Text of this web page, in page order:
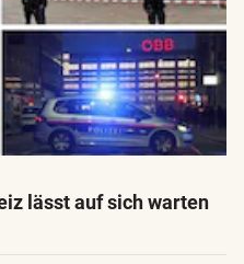
lässt auf sich warten